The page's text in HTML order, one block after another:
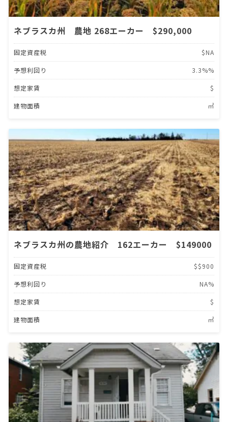
ネブラスカ州 農地 268エーカー $290,000
固定資産税 $NA
予想利回り 3.3%%
想定家賃 $
建物面積 ㎡
ネブラスカ州の農地紹介 162エーカー $149000
固定資産税 $$900
予想利回り NA%
想定家賃 $
建物面積 ㎡